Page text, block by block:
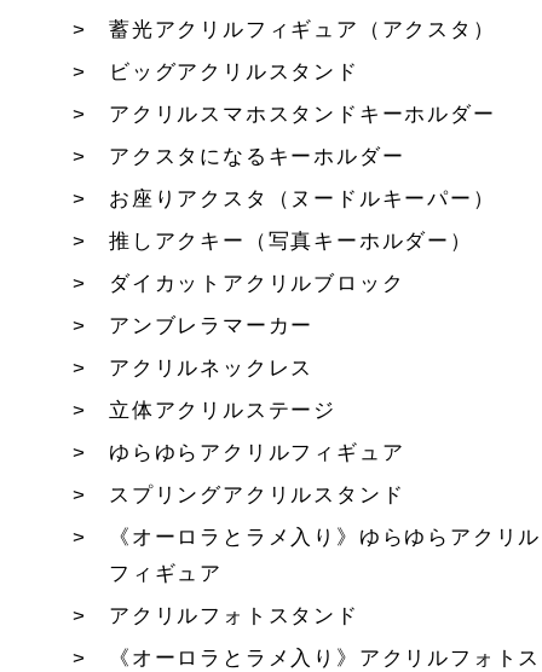
蓄光アクリルフィギュア（アクスタ）
ビッグアクリルスタンド
アクリルスマホスタンドキーホルダー
アクスタになるキーホルダー
お座りアクスタ（ヌードルキーパー）
推しアクキー（写真キーホルダー）
ダイカットアクリルブロック
アンブレラマーカー
アクリルネックレス
立体アクリルステージ
ゆらゆらアクリルフィギュア
スプリングアクリルスタンド
《オーロラとラメ入り》ゆらゆらアクリル
フィギュア
アクリルフォトスタンド
《オーロラとラメ入り》アクリルフォトス